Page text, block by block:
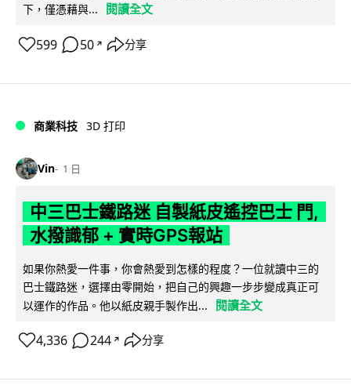
下，僅憑藉與...
閱讀全文
599 50 ↗ 分享
商業科技 3D 打印
Vin 1 日
中三巴士鐵路迷 自製紙皮遙控巴士 門,
水撥識郁 + 實時GPS報站
如果你熱愛一件事，你會熱愛到怎樣的程度？一位就讀中三的
巴士鐵路迷，選擇由零開始，把自己的興趣一步步變成真正可
以運作的作品。他以紙皮親手製作出...
閱讀全文
4,336 244 ↗ 分享